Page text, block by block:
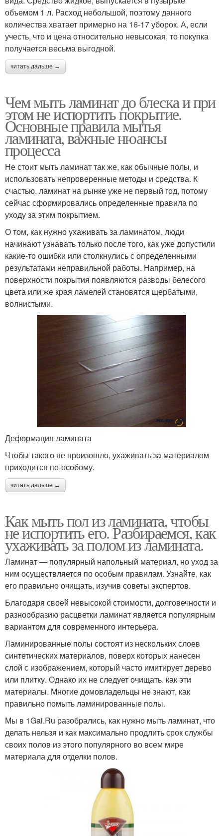
объемом 1 л. Расход небольшой, поэтому данного
количества хватает примерно на 16-17 уборок. А, если
учесть, что и цена относительно невысокая, то покупка
получается весьма выгодной.
читать дальше →
Чем мыть ламинат до блеска и при
этом не испортить покрытие.
Основные правила мытья
ламината, важные нюансы
процесса
Не стоит мыть ламинат так же, как обычные полы, и
использовать непроверенные методы и средства. К
счастью, ламинат на рынке уже не первый год, потому
сейчас сформировались определенные правила по
уходу за этим покрытием.
О том, как нужно ухаживать за ламинатом, люди
начинают узнавать только после того, как уже допустили
какие-то ошибки или столкнулись с определенными
результатами неправильной работы. Например, на
поверхности покрытия появляются разводы белесого
цвета или же края ламелей становятся щербатыми,
волнистыми.
Деформация ламината
Чтобы такого не произошло, ухаживать за материалом
приходится по-особому.
читать дальше →
Как мыть пол из ламината, чтобы
не испортить его. Разбираемся, как
ухаживать за полом из ламината.
Ламинат — популярный напольный материал, но уход за
ним осуществляется по особым правилам. Узнайте, как
его правильно очищать, изучив советы экспертов.
Благодаря своей невысокой стоимости, долговечности и
разнообразию расцветки ламинат является популярным
вариантом для современного интерьера.
Ламинированные полы состоят из нескольких слоев
синтетических материалов, поверх которых нанесен
слой с изображением, который часто имитирует дерево
или плитку. Однако их не следует очищать, как эти
материалы. Многие домовладельцы не знают, как
правильно помыть ламинированные полы.
Мы в 1Gai.Ru разобрались, как нужно мыть ламинат, что
делать нельзя и как максимально продлить срок службы
своих полов из этого популярного во всем мире
материала для отделки полов.